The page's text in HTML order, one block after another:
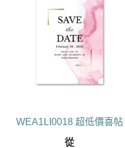
WEA1LI0018 超低價喜帖
從